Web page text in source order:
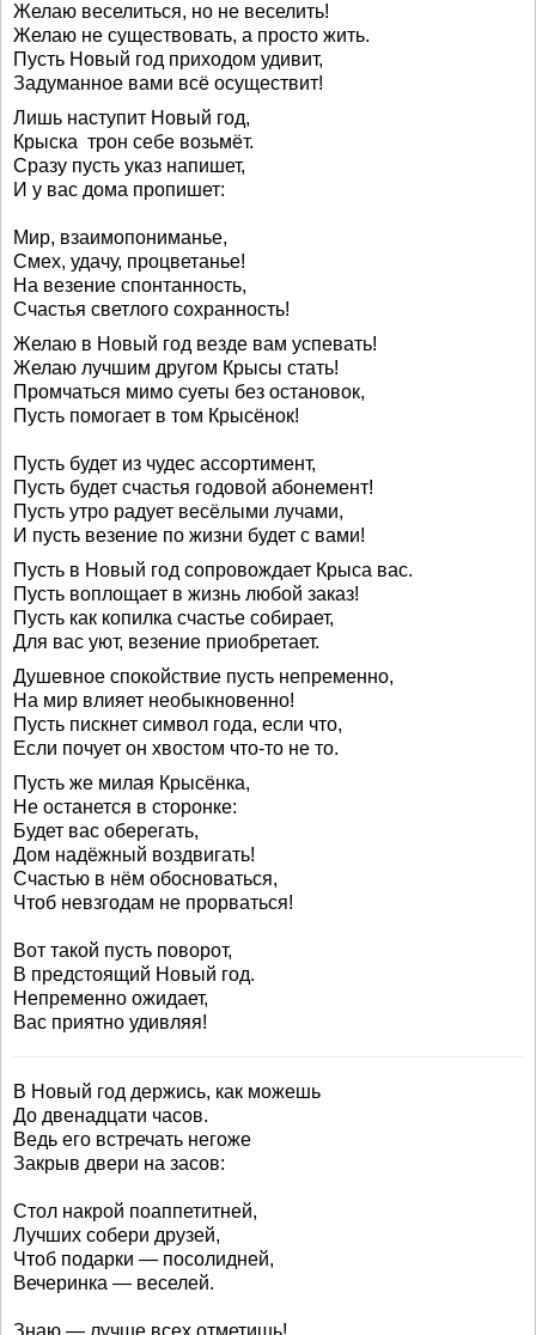
Желаю веселиться, но не веселить!
Желаю не существовать, а просто жить.
Пусть Новый год приходом удивит,
Задуманное вами всё осуществит!
Лишь наступит Новый год,
Крыска трон себе возьмёт.
Сразу пусть указ напишет,
И у вас дома пропишет:
Мир, взаимопониманье,
Смех, удачу, процветанье!
На везение спонтанность,
Счастья светлого сохранность!
Желаю в Новый год везде вам успевать!
Желаю лучшим другом Крысы стать!
Промчаться мимо суеты без остановок,
Пусть помогает в том Крысёнок!
Пусть будет из чудес ассортимент,
Пусть будет счастья годовой абонемент!
Пусть утро радует весёлыми лучами,
И пусть везение по жизни будет с вами!
Пусть в Новый год сопровождает Крыса вас.
Пусть воплощает в жизнь любой заказ!
Пусть как копилка счастье собирает,
Для вас уют, везение приобретает.
Душевное спокойствие пусть непременно,
На мир влияет необыкновенно!
Пусть пискнет символ года, если что,
Если почует он хвостом что-то не то.
Пусть же милая Крысёнка,
Не останется в сторонке:
Будет вас оберегать,
Дом надёжный воздвигать!
Счастью в нём обосноваться,
Чтоб невзгодам не прорваться!
Вот такой пусть поворот,
В предстоящий Новый год.
Непременно ожидает,
Вас приятно удивляя!
В Новый год держись, как можешь
До двенадцати часов.
Ведь его встречать негоже
Закрыв двери на засов:
Стол накрой поаппетитней,
Лучших собери друзей,
Чтоб подарки — посолидней,
Вечеринка — веселей.
Знаю — лучше всех отметишь!